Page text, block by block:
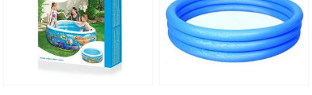
Tropische Blumen